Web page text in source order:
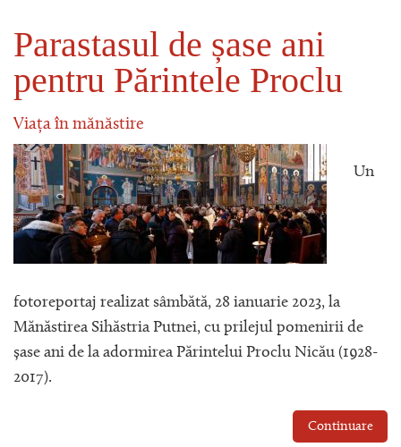
Parastasul de șase ani
pentru Părintele Proclu
Viața în mănăstire
Un
fotoreportaj realizat sâmbătă, 28 ianuarie 2023, la
Mănăstirea Sihăstria Putnei, cu prilejul pomenirii de
șase ani de la adormirea Părintelui Proclu Nicău (1928-
2017).
Continuare